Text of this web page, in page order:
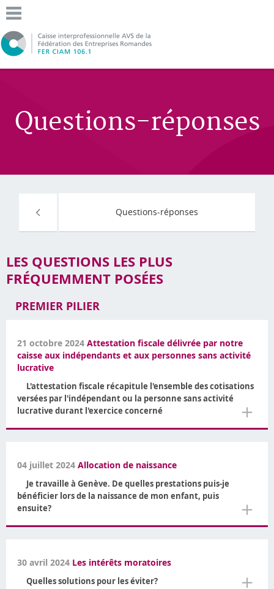
Questions-réponses
Questions-réponses
LES QUESTIONS LES PLUS
FRÉQUEMMENT POSÉES
PREMIER PILIER
21 octobre 2024 Attestation fiscale délivrée par notre
caisse aux indépendants et aux personnes sans activité
lucrative
L'attestation fiscale récapitule l'ensemble des cotisations
versées par l'indépendant ou la personne sans activité
lucrative durant l'exercice concerné
＋
04 juillet 2024 Allocation de naissance
Je travaille à Genève. De quelles prestations puis-je
bénéficier lors de la naissance de mon enfant, puis
ensuite?
＋
30 avril 2024 Les intérêts moratoires
Quelles solutions pour les éviter? ＋